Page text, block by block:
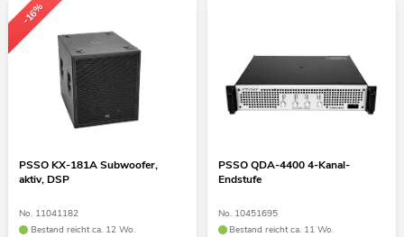
-16%
PSSO KX-181A Subwoofer,
aktiv, DSP
No. 11041182
Bestand reicht ca. 12 Wo.
PSSO QDA-4400 4-Kanal-
Endstufe
No. 10451695
Bestand reicht ca. 11 Wo.